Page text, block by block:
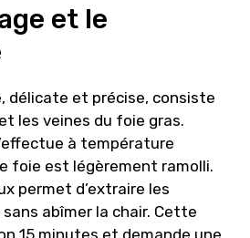
et le
délicate et précise, consiste
les veines du foie gras.
à température
foie est légèrement ramolli.
permet d’extraire les
abîmer la chair. Cette